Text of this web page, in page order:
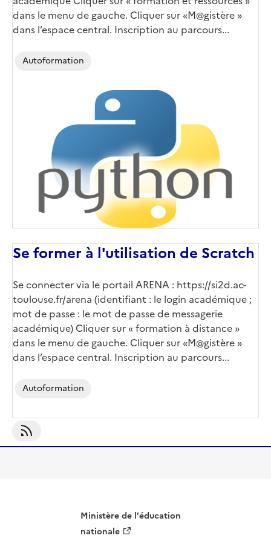
dans le menu de gauche. Cliquer sur «M@gistère »
dans l’espace central. Inscription au parcours...
Autoformation
Se former à l'utilisation de Scratch
Se connecter via le portail ARENA : https://si2d.ac-
toulouse.fr/arena (identifiant : le login académique ;
mot de passe : le mot de passe de messagerie
académique) Cliquer sur « formation à distance »
dans le menu de gauche. Cliquer sur «M@gistère »
dans l’espace central. Inscription au parcours...
Autoformation
S'abonner À Autoformation
Ministère de l'éducation
nationale